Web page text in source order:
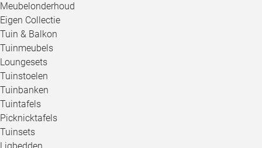
Meubelonderhoud
Eigen Collectie
Tuin & Balkon
Tuinmeubels
Loungesets
Tuinstoelen
Tuinbanken
Tuintafels
Picknicktafels
Tuinsets